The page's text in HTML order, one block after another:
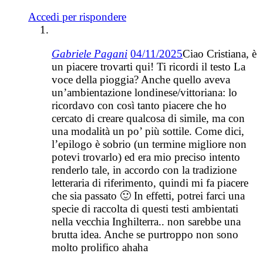
Accedi per rispondere
Gabriele Pagani 04/11/2025Ciao Cristiana, è
un piacere trovarti qui! Ti ricordi il testo La
voce della pioggia? Anche quello aveva
un’ambientazione londinese/vittoriana: lo
ricordavo con così tanto piacere che ho
cercato di creare qualcosa di simile, ma con
una modalità un po’ più sottile. Come dici,
l’epilogo è sobrio (un termine migliore non
potevi trovarlo) ed era mio preciso intento
renderlo tale, in accordo con la tradizione
letteraria di riferimento, quindi mi fa piacere
che sia passato 🙂 In effetti, potrei farci una
specie di raccolta di questi testi ambientati
nella vecchia Inghilterra.. non sarebbe una
brutta idea. Anche se purtroppo non sono
molto prolifico ahaha